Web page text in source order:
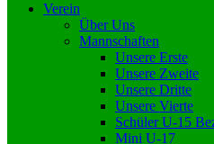
Verein
Über Uns
Mannschaften
Unsere Erste
Unsere Zweite
Unsere Dritte
Unsere Vierte
Schüler U-15
Mini U-17